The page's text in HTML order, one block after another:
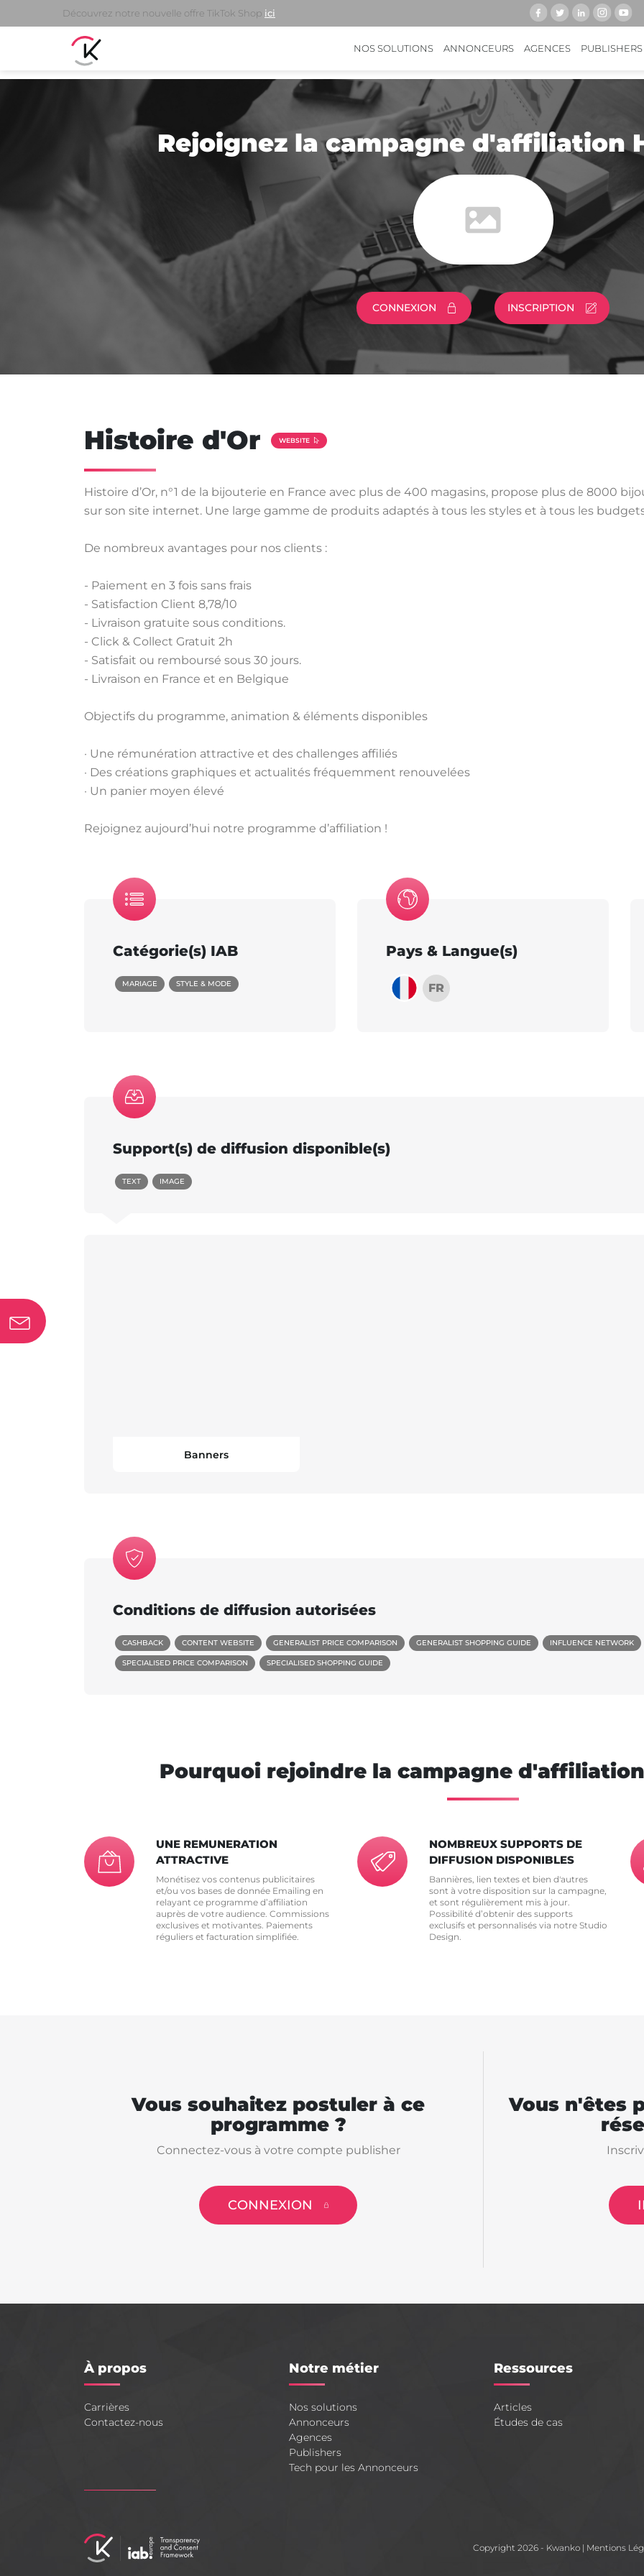
NOS SOLUTIONS ANNONCEURS AGENCES PUBLISHERS
Découvrez notre nouvelle offre TikTok Shop ici
Rejoignez la campagne d'affiliation
CONNEXION INSCRIPTION
Histoire d'Or WEBSITE
Histoire d’Or, n°1 de la bijouterie en France avec plus de 400 magasins, propose plus de 8000
sur son site internet. Une large gamme de produits adaptés à tous les styles et à tous les
De nombreux avantages pour nos clients :
- Paiement en 3 fois sans frais
- Satisfaction Client 8,78/10
- Livraison gratuite sous conditions.
- Click & Collect Gratuit 2h
- Satisfait ou remboursé sous 30 jours.
- Livraison en France et en Belgique
Objectifs du programme, animation & éléments disponibles
· Une rémunération attractive et des challenges affiliés
· Des créations graphiques et actualités fréquemment renouvelées
· Un panier moyen élevé
Rejoignez aujourd’hui notre programme d’affiliation !
Catégorie(s) IAB
MARIAGE STYLE & MODE
Pays & Langue(s)
FR
Support(s) de diffusion disponible(s)
TEXT IMAGE
Banners
Conditions de diffusion autorisées
CASHBACK CONTENT WEBSITE GENERALIST PRICE COMPARISON GENERALIST SHOPPING GUIDE INFLUENCE NETWORK
SPECIALISED PRICE COMPARISON SPECIALISED SHOPPING GUIDE
Pourquoi rejoindre la campagne
UNE REMUNERATION
ATTRACTIVE
Monétisez vos contenus publicitaires
et/ou vos bases de donnée Emailing en
relayant ce programme d’affiliation
auprès de votre audience. Commissions
exclusives et motivantes. Paiements
réguliers et facturation simplifiée.
NOMBREUX SUPPORTS DE
DIFFUSION DISPONIBLES
Bannières, lien textes et bien d'autres
sont à votre disposition sur la campagne,
et sont régulièrement mis à jour.
Possibilité d’obtenir des supports
exclusifs et personnalisés via notre Studio
Design.
Vous souhaitez postuler à ce
programme ?
Connectez-vous à votre compte publisher
CONNEXION
Vous n'êtes
À propos
Carrières
Contactez-nous
Notre métier
Nos solutions
Annonceurs
Agences
Publishers
Tech pour les Annonceurs
Ressources
Articles
Études de cas
Copyright 2026 - Kwanko | Mentions